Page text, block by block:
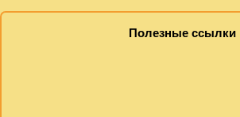
Полезные ссылки